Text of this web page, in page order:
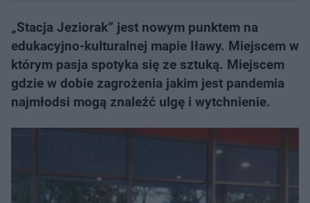
„Stacja Jeziorak” jest nowym punktem na
edukacyjno-kulturalnej mapie Iławy. Miejscem w
którym pasja spotyka się ze sztuką. Miejscem
gdzie w dobie zagrożenia jakim jest pandemia
najmłodsi mogą znaleźć ulgę i wytchnienie.